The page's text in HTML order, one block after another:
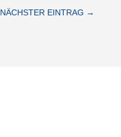
NÄCHSTER EINTRAG →